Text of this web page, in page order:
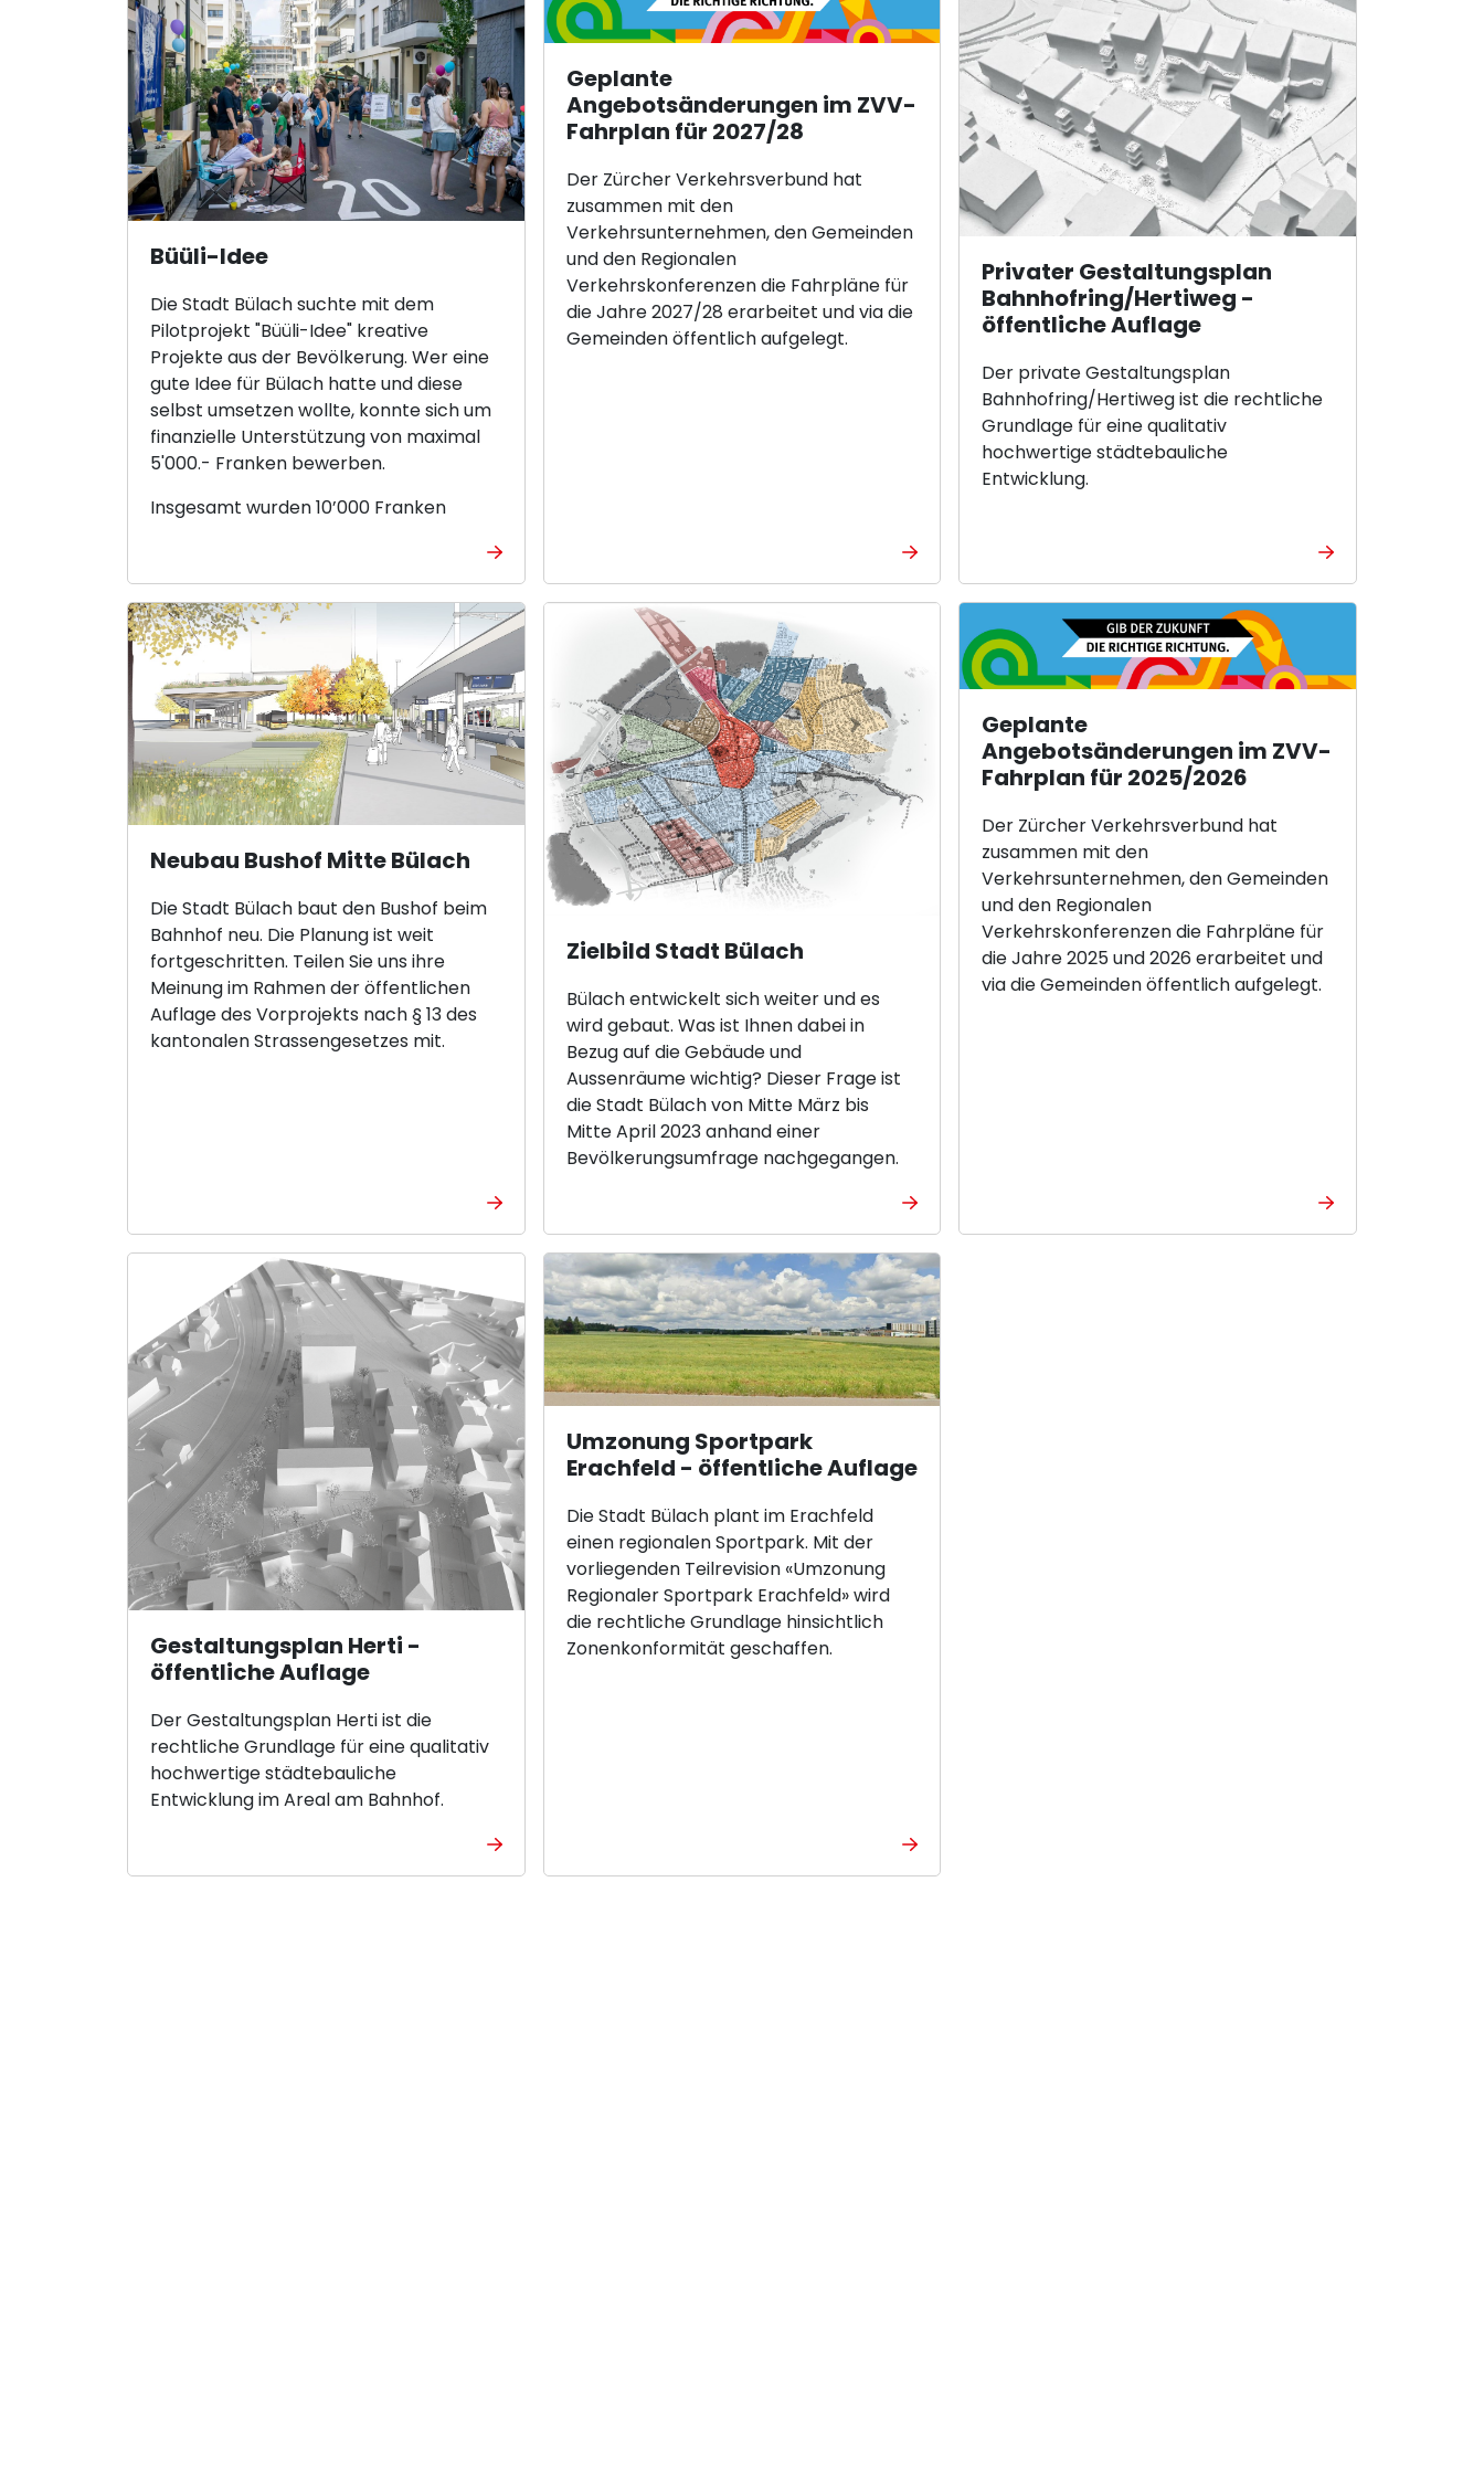
Büüli-Idee
Die Stadt Bülach suchte mit dem
Pilotprojekt "Büüli-Idee" kreative
Projekte aus der Bevölkerung. Wer eine
gute Idee für Bülach hatte und diese
selbst umsetzen wollte, konnte sich um
finanzielle Unterstützung von maximal
5'000.- Franken bewerben.
Insgesamt wurden 10’000 Franken
auswählen, welche Projekte finanziell
unterstützt werden sollen.
Geplante
Angebotsänderungen im ZVV-
Fahrplan für 2027/28
Der Zürcher Verkehrsverbund hat
zusammen mit den
Verkehrsunternehmen, den Gemeinden
und den Regionalen
Verkehrskonferenzen die Fahrpläne für
die Jahre 2027/28 erarbeitet und via die
Gemeinden öffentlich aufgelegt.
Privater Gestaltungsplan
Bahnhofring/Hertiweg -
öffentliche Auflage
Der private Gestaltungsplan
Bahnhofring/Hertiweg ist die rechtliche
Grundlage für eine qualitativ
hochwertige städtebauliche
Entwicklung.
Neubau Bushof Mitte Bülach
Die Stadt Bülach baut den Bushof beim
Bahnhof neu. Die Planung ist weit
fortgeschritten. Teilen Sie uns ihre
Meinung im Rahmen der öffentlichen
Auflage des Vorprojekts nach § 13 des
kantonalen Strassengesetzes mit.
Zielbild Stadt Bülach
Bülach entwickelt sich weiter und es
wird gebaut. Was ist Ihnen dabei in
Bezug auf die Gebäude und
Aussenräume wichtig? Dieser Frage ist
die Stadt Bülach von Mitte März bis
Mitte April 2023 anhand einer
Bevölkerungsumfrage nachgegangen.
Geplante
Angebotsänderungen im ZVV-
Fahrplan für 2025/2026
Der Zürcher Verkehrsverbund hat
zusammen mit den
Verkehrsunternehmen, den Gemeinden
und den Regionalen
Verkehrskonferenzen die Fahrpläne für
die Jahre 2025 und 2026 erarbeitet und
via die Gemeinden öffentlich aufgelegt.
Gestaltungsplan Herti -
öffentliche Auflage
Der Gestaltungsplan Herti ist die
rechtliche Grundlage für eine qualitativ
hochwertige städtebauliche
Entwicklung im Areal am Bahnhof.
Umzonung Sportpark
Erachfeld - öffentliche Auflage
Die Stadt Bülach plant im Erachfeld
einen regionalen Sportpark. Mit der
vorliegenden Teilrevision «Umzonung
Regionaler Sportpark Erachfeld» wird
die rechtliche Grundlage hinsichtlich
Zonenkonformität geschaffen.